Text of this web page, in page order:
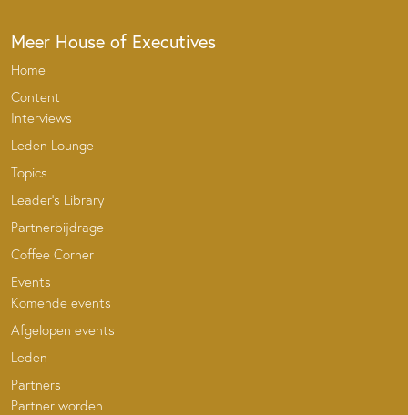
Meer House of Executives
Home
Content
Interviews
Leden Lounge
Topics
Leader’s Library
Partnerbijdrage
Coffee Corner
Events
Komende events
Afgelopen events
Leden
Partners
Partner worden